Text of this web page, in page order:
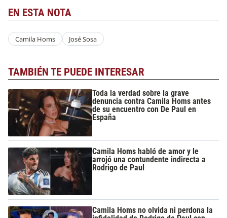
EN ESTA NOTA
Camila Homs José Sosa
TAMBIÉN TE PUEDE INTERESAR
Toda la verdad sobre la grave
denuncia contra Camila Homs antes
de su encuentro con De Paul en
España
Camila Homs habló de amor y le
arrojó una contundente indirecta a
Rodrigo de Paul
Camila Homs no olvida ni perdona la